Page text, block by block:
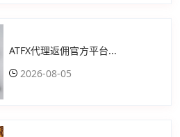
ATFX代理返佣官方平台...
2026-08-05